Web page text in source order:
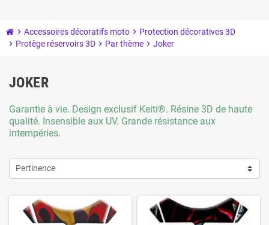
chevron_right Accessoires décoratifs moto chevron_right Protection décoratives 3D
chevron_right Protège réservoirs 3D chevron_right Par thème chevron_right Joker
JOKER
Garantie à vie. Design exclusif Keiti®. Résine 3D de haute
qualité. Insensible aux UV. Grande résistance aux
intempéries.
Pertinence